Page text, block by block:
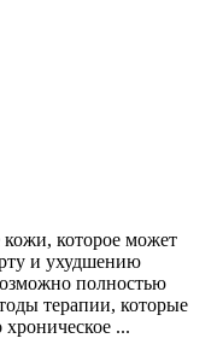
которое может
и ухудшению
полностью
терапии, которые
...